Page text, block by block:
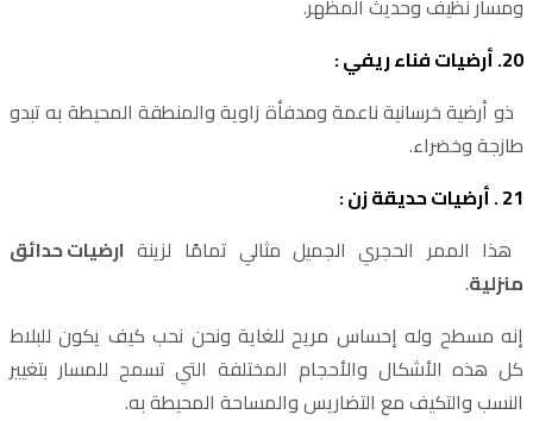
20. أرضيات فناء ريفي :
ذو أرضية خرسانية ناعمة ومدفأة زاوية والمنطقة المحيطة به تبدو
طازجة وخضراء.
21 . أرضيات حديقة زن :
هذا الممر الحجري الجميل مثالي تمامًا لزينة ارضيات حدائق
منزلية.
إنه مسطح وله إحساس مريح للغاية ونحن نحب كيف يكون للبلاط
كل هذه الأشكال والأحجام المختلفة التي تسمح للمسار بتغيير
النسب والتكيف مع التضاريس والمساحة المحيطة به.